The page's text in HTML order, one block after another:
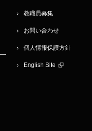
教職員募集
お問い合わせ
個人情報保護方針
English Site